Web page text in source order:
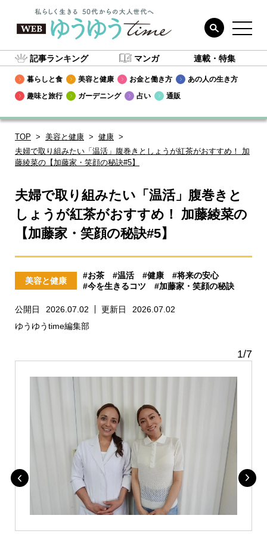
記事ランキング マンガ 連載・特集
暮らしと食 美容と健康 お金と働き方
あの人の生き方
趣味と旅行
ガーデニング 占い 通販
TOP 美容と健康
健康
夫婦で取り組みたい「温活」腹巻きとしょうが紅茶がおすすめ！ 加
藤綾菜の【加藤家・笑顔の秘訣#5】
夫婦で取り組みたい「温活」腹巻きと
しょうが紅茶がおすすめ！ 加藤綾菜の
【加藤家・笑顔の秘訣#5】
美容と健康
#お茶 #温活 #健康
#将来の安心
#今を生きるコツ
#加藤家・笑顔の秘訣
公開日 2026.07.02 更新日
2026.07.02
ゆうゆうtime編集部
1/7